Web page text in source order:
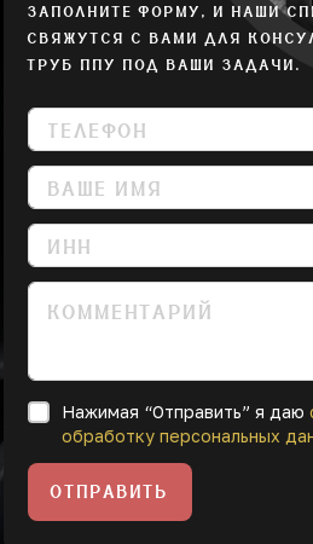
ЗАПОЛНИТЕ ФОРМУ, И НАШИ
СВЯЖУТСЯ С ВАМИ ДЛЯ
ТРУБ ППУ ПОД ВАШИ ЗАДАЧИ.
Нажимая “Отправить” я даю
обработку персональных
ОТПРАВИТЬ